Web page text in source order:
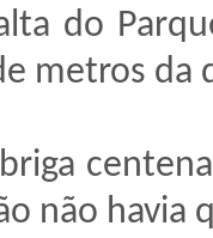
do
metros da
não havia